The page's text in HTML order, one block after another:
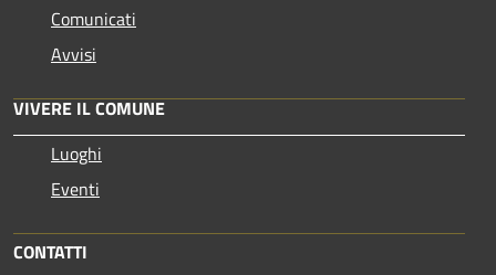
Comunicati
Avvisi
VIVERE IL COMUNE
Luoghi
Eventi
CONTATTI